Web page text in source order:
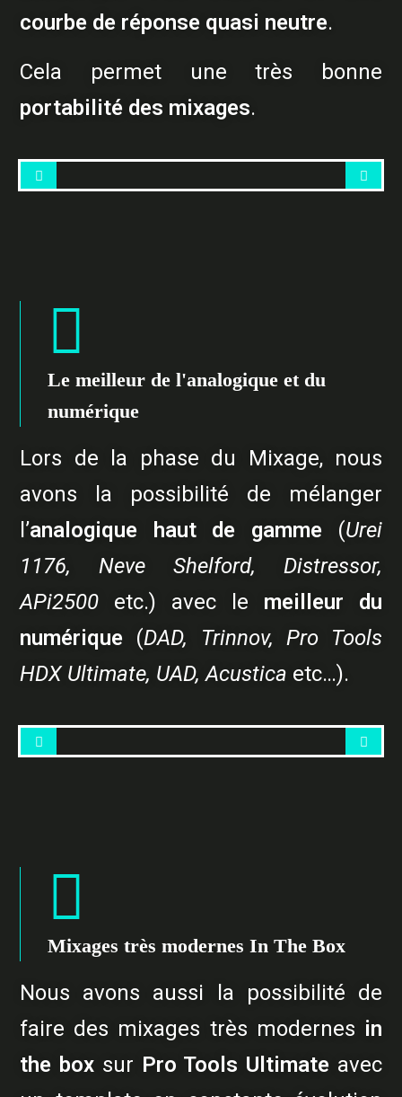
courbe de réponse quasi neutre.
Cela permet une très bonne
portabilité des mixages.
Le meilleur de l'analogique et du
numérique
Lors de la phase du Mixage, nous
avons la possibilité de mélanger
l’analogique haut de gamme (Urei
1176, Neve Shelford, Distressor,
APi2500 etc.) avec le meilleur du
numérique (DAD, Trinnov, Pro Tools
HDX Ultimate, UAD, Acustica etc…).
Mixages très modernes In The Box
Nous avons aussi la possibilité de
faire des mixages très modernes in
the boxsur Pro Tools Ultimate avec